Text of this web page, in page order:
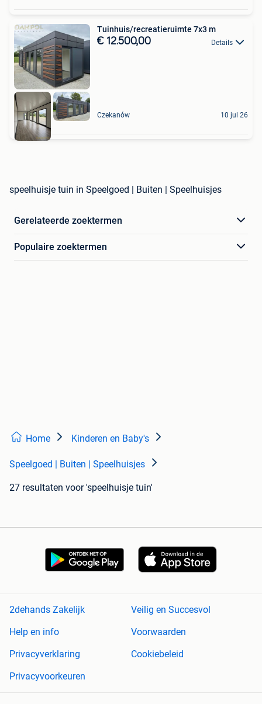
Tuinhuis/recreatieruimte 7x3 m
€ 12.500,00 Details
Czekanów 10 jul 26
speelhuisje tuin in Speelgoed | Buiten | Speelhuisjes
Gerelateerde zoektermen
Populaire zoektermen
Home Kinderen en Baby's
Speelgoed | Buiten | Speelhuisjes
27 resultaten voor 'speelhuisje tuin'
2dehands Zakelijk
Veilig en Succesvol
Help en info
Voorwaarden
Privacyverklaring
Cookiebeleid
Privacyvoorkeuren